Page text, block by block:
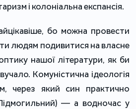
і колоніальна експансія.
бо можна провести
людям подивитися на власне
нашої літератури, як би
Комуністична ідеологія
через який син практично
— а водночас у